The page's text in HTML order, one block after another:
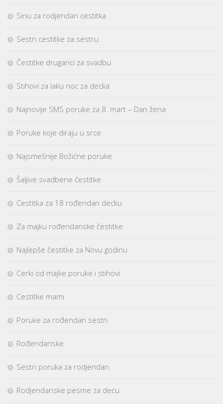
Sinu za rodjendan cestitka
Sestri cestitke za sestru
Čestitke drugarici za svadbu
Stihovi za laku noc za decka
Najnovije SMS poruke za 8. mart – Dan žena
Poruke koje diraju u srce
Najsmešnije Božićne poruke
Šaljive svadbene čestitke
Cestitka za 18 rođendan decku
Za majku rođendanske čestitke
Najlepše čestitke za Novu godinu
Cerki od majke poruke i stihovi
Cestitke mami
Poruke za rođendan sestri
Rođendanske
Sestri poruka za rodjendan
Rodjendanske pesme za decu